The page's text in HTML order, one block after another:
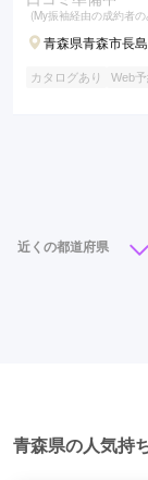
(My振袖経由の成約者
青森県青森市長
カタログあり Web
近くの都道府県
青森県の人気持